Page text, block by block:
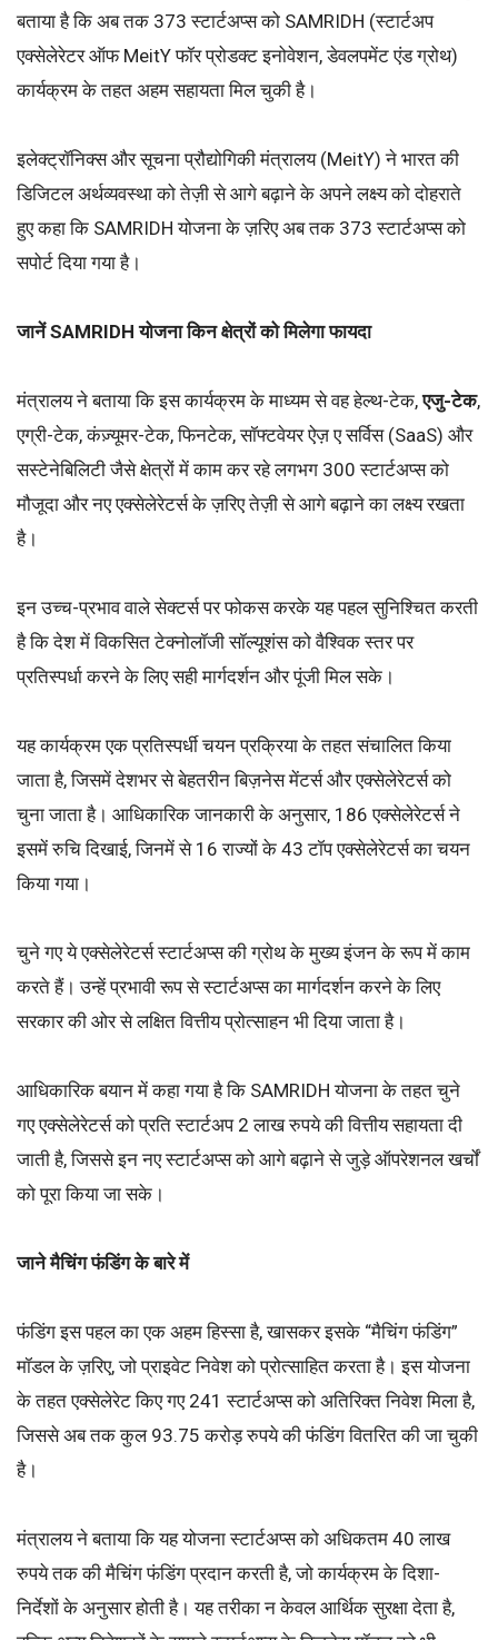
बताया है कि अब तक 373 स्टार्टअप्स को SAMRIDH (स्टार्टअप
एक्सेलेरेटर ऑफ MeitY फॉर प्रोडक्ट इनोवेशन, डेवलपमेंट एंड ग्रोथ)
कार्यक्रम के तहत अहम सहायता मिल चुकी है।
इलेक्ट्रॉनिक्स और सूचना प्रौद्योगिकी मंत्रालय (MeitY) ने भारत की
डिजिटल अर्थव्यवस्था को तेज़ी से आगे बढ़ाने के अपने लक्ष्य को दोहराते
हुए कहा कि SAMRIDH योजना के ज़रिए अब तक 373 स्टार्टअप्स को
सपोर्ट दिया गया है।
जानें SAMRIDH योजना किन क्षेत्रों को मिलेगा फायदा
मंत्रालय ने बताया कि इस कार्यक्रम के माध्यम से वह हेल्थ-टेक,एजु-टेक,
एग्री-टेक, कंज़्यूमर-टेक, फिनटेक, सॉफ्टवेयर ऐज़ ए सर्विस (SaaS) और
सस्टेनेबिलिटी जैसे क्षेत्रों में काम कर रहे लगभग 300 स्टार्टअप्स को
मौजूदा और नए एक्सेलेरेटर्स के ज़रिए तेज़ी से आगे बढ़ाने का लक्ष्य रखता
है।
इन उच्च-प्रभाव वाले सेक्टर्स पर फोकस करके यह पहल सुनिश्चित करती
है कि देश में विकसित टेक्नोलॉजी सॉल्यूशंस को वैश्विक स्तर पर
प्रतिस्पर्धा करने के लिए सही मार्गदर्शन और पूंजी मिल सके।
यह कार्यक्रम एक प्रतिस्पर्धी चयन प्रक्रिया के तहत संचालित किया
जाता है, जिसमें देशभर से बेहतरीन बिज़नेस मेंटर्स और एक्सेलेरेटर्स को
चुना जाता है। आधिकारिक जानकारी के अनुसार, 186 एक्सेलेरेटर्स ने
इसमें रुचि दिखाई, जिनमें से 16 राज्यों के 43 टॉप एक्सेलेरेटर्स का चयन
किया गया।
चुने गए ये एक्सेलेरेटर्स स्टार्टअप्स की ग्रोथ के मुख्य इंजन के रूप में काम
करते हैं। उन्हें प्रभावी रूप से स्टार्टअप्स का मार्गदर्शन करने के लिए
सरकार की ओर से लक्षित वित्तीय प्रोत्साहन भी दिया जाता है।
आधिकारिक बयान में कहा गया है कि SAMRIDH योजना के तहत चुने
गए एक्सेलेरेटर्स को प्रति स्टार्टअप 2 लाख रुपये की वित्तीय सहायता दी
जाती है, जिससे इन नए स्टार्टअप्स को आगे बढ़ाने से जुड़े ऑपरेशनल खर्चों
को पूरा किया जा सके।
जाने मैचिंग फंडिंग के बारे में
फंडिंग इस पहल का एक अहम हिस्सा है, खासकर इसके “मैचिंग फंडिंग”
मॉडल के ज़रिए, जो प्राइवेट निवेश को प्रोत्साहित करता है। इस योजना
के तहत एक्सेलेरेट किए गए 241 स्टार्टअप्स को अतिरिक्त निवेश मिला है,
जिससे अब तक कुल 93.75 करोड़ रुपये की फंडिंग वितरित की जा चुकी
है।
मंत्रालय ने बताया कि यह योजना स्टार्टअप्स को अधिकतम 40 लाख
रुपये तक की मैचिंग फंडिंग प्रदान करती है, जो कार्यक्रम के दिशा-
निर्देशों के अनुसार होती है। यह तरीका न केवल आर्थिक सुरक्षा देता है,